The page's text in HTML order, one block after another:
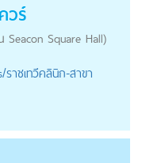
วร์
Square Hall)
ราชเทวีคลินิก-สาขา